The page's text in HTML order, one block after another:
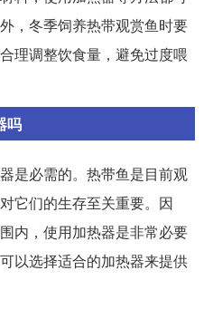
，冬季饲养热带观赏鱼时要
理调整饮食量，避免过度喂
吗
是必需的。热带鱼是目前观
它们的生存至关重要。因
内，使用加热器是非常必要
以选择适合的加热器来提供